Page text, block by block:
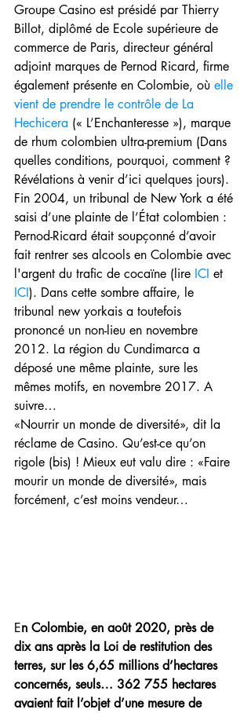
Groupe Casino est présidé par Thierry
Billot, diplômé de Ecole supérieure de
commerce de Paris, directeur général
adjoint marques de Pernod Ricard, firme
également présente en Colombie, où elle
vient de prendre le contrôle de La
Hechicera (« L’Enchanteresse »), marque
de rhum colombien ultra-premium (Dans
quelles conditions, pourquoi, comment ?
Révélations à venir d’ici quelques jours).
Fin 2004, un tribunal de New York a été
saisi d’une plainte de l’État colombien :
Pernod-Ricard était soupçonné d’avoir
fait rentrer ses alcools en Colombie avec
l'argent du trafic de cocaïne (lire ICI et
ICI). Dans cette sombre affaire, le
tribunal new yorkais a toutefois
prononcé un non-lieu en novembre
2012. La région du Cundimarca a
déposé une même plainte, sure les
mêmes motifs, en novembre 2017. A
suivre…
«Nourrir un monde de diversité», dit la
réclame de Casino. Qu’est-ce qu’on
rigole (bis) ! Mieux eut valu dire : «Faire
mourir un monde de diversité», mais
forcément, c’est moins vendeur…
En Colombie, en août 2020, près de
dix ans après la Loi de restitution des
terres, sur les 6,65 millions d’hectares
concernés, seuls… 362 755 hectares
avaient fait l’objet d’une mesure de